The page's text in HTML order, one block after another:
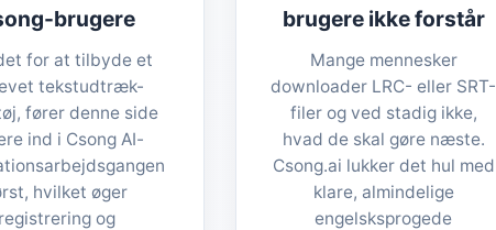
brugere
for at tilbyde et
tekstudtræk-
fører denne side
ind i Csong AI-
hvilket øger
registrering og
brugere ikke forstår
Mange mennesker
downloader LRC- eller SRT-
filer og ved stadig ikke,
hvad de skal gøre næste.
Csong.ai lukker det hul med
klare, almindelige
engelsksprogede